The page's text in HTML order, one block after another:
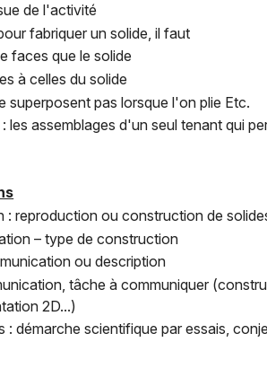
de l'activité
fabriquer un solide, il faut
faces que le solide
à celles du solide
superposent pas lorsque l'on plie Etc.
les assemblages d'un seul tenant qui
: reproduction ou construction de
– type de construction
ou description
tâche à communiquer
2D...)
: démarche scientifique par essais,